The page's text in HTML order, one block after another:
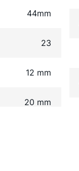
44mm
23
12 mm
20 mm